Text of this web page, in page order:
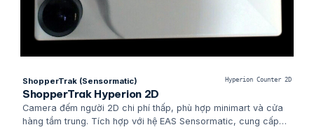
ShopperTrak (Sensormatic) Hyperion Counter 2D
ShopperTrak Hyperion 2D
Camera đếm người 2D chi phí thấp, phù hợp minimart và cửa
hàng tầm trung. Tích hợp với hệ EAS Sensormatic, cung cấp